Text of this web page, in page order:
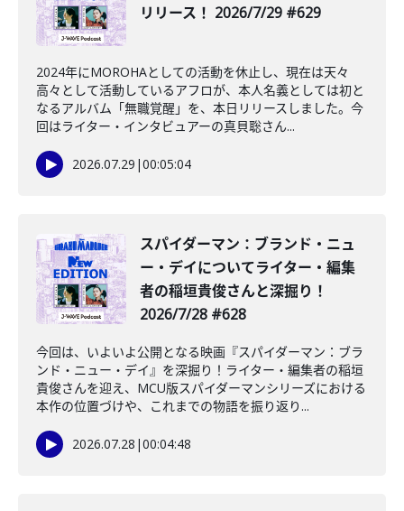
リリース！ 2026/7/29 #629
2024年にMOROHAとしての活動を休止し、現在は天々
高々として活動しているアフロが、本人名義としては初と
なるアルバム「無職覚醒」を、本日リリースしました。今
回はライター・インタビュアーの真貝聡さん...
2026.07.29 |00:05:04
️スパイダーマン：ブランド・ニュ
ー・デイについてライター・編集
者の稲垣貴俊さんと深掘り！
2026/7/28 #628
今回は、いよいよ公開となる映画『スパイダーマン：ブラ
ンド・ニュー・デイ』を深掘り！ライター・編集者の稲垣
貴俊さんを迎え、MCU版スパイダーマンシリーズにおける
本作の位置づけや、これまでの物語を振り返り...
2026.07.28 |00:04:48